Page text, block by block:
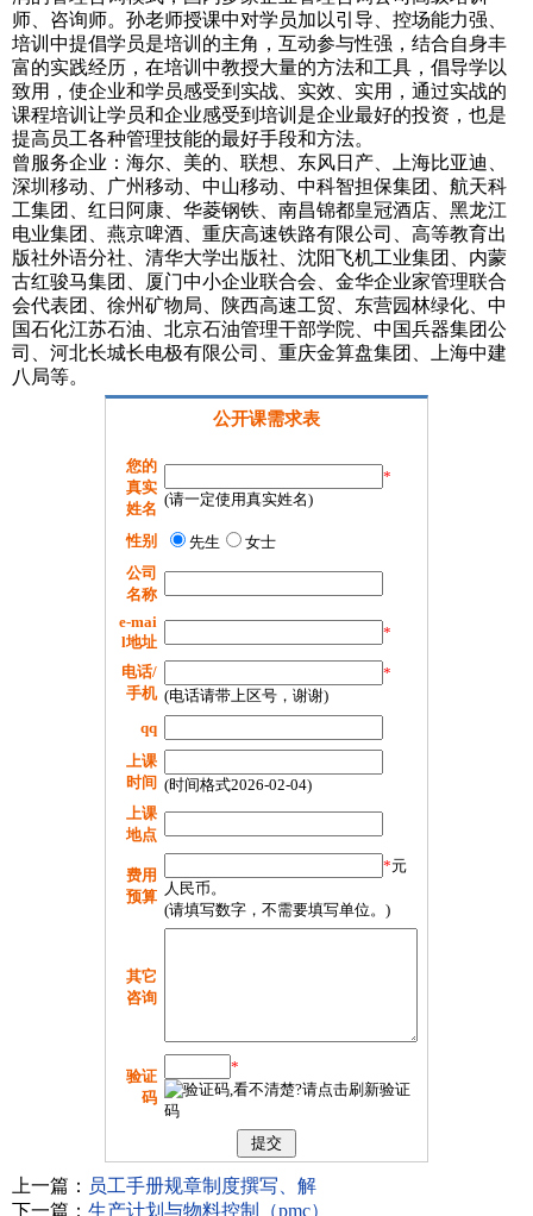
师、咨询师。孙老师授课中对学员加以引导、控场能力强、
培训中提倡学员是培训的主角，互动参与性强，结合自身丰
富的实践经历，在培训中教授大量的方法和工具，倡导学以
致用，使企业和学员感受到实战、实效、实用，通过实战的
课程培训让学员和企业感受到培训是企业最好的投资，也是
提高员工各种管理技能的最好手段和方法。
曾服务企业：海尔、美的、联想、东风日产、上海比亚迪、
深圳移动、广州移动、中山移动、中科智担保集团、航天科
工集团、红日阿康、华菱钢铁、南昌锦都皇冠酒店、黑龙江
电业集团、燕京啤酒、重庆高速铁路有限公司、高等教育出
版社外语分社、清华大学出版社、沈阳飞机工业集团、内蒙
古红骏马集团、厦门中小企业联合会、金华企业家管理联合
会代表团、徐州矿物局、陕西高速工贸、东营园林绿化、中
国石化江苏石油、北京石油管理干部学院、中国兵器集团公
司、河北长城长电极有限公司、重庆金算盘集团、上海中建
八局等。
公开课需求表
您的
真实
姓名
*
(请一定使用真实姓名)
性别 先生
女士
公司
名称
e-mai
l地址
*
电话/
手机
*
(电话请带上区号，谢谢)
qq
上课
时间 (时间格式2026-02-04)
上课
地点
费用
预算
*元
人民币。
(请填写数字，不需要填写单位。)
其它
咨询
验证
码
*
上一篇： 员工手册规章制度撰写、解
下一篇： 生产计划与物料控制（pmc）